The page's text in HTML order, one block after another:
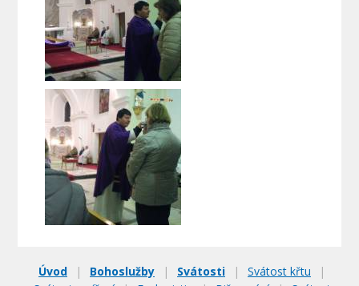
Úvod | Bohoslužby | Svátosti | Svátost křtu
|